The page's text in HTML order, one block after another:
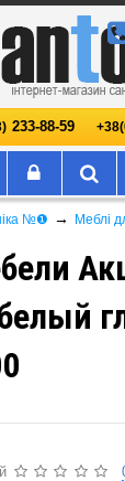
233-88-59
№❶ → Меблі